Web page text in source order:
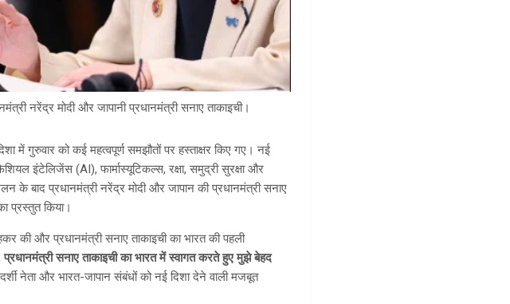
नरेंद्र मोदी और जापानी प्रधानमंत्री सनाए ताकाइची।
में गुरुवार को कई महत्वपूर्ण समझौतों पर हस्ताक्षर किए गए। नई
इंटेलिजेंस (AI), फार्मास्यूटिकल्स, रक्षा, समुद्री सुरक्षा और
के बाद प्रधानमंत्री नरेंद्र मोदी और जापान की प्रधानमंत्री सनाए
प्रस्तुत किया।
की और प्रधानमंत्री सनाए ताकाइची का भारत की पहली
प्रधानमंत्री सनाए ताकाइची का भारत में स्वागत करते हुए मुझे बेहद
नेता और भारत-जापान संबंधों को नई दिशा देने वाली मजबूत